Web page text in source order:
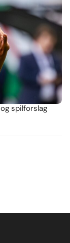
spilforslag